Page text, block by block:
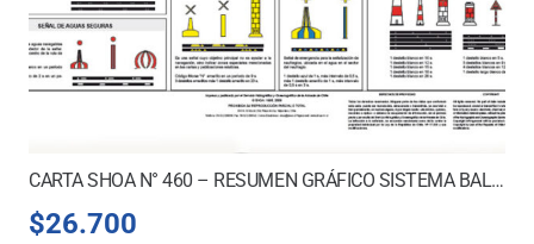
CARTA SHOA N° 460 – RESUMEN GRÁFICO SISTEMA BALIZAMIENTO MARÍTIMO NACIONAL
$26.700